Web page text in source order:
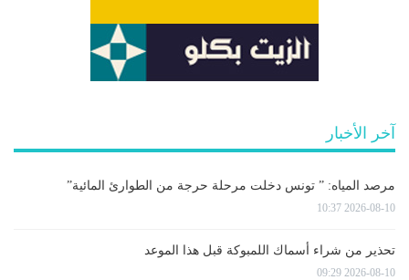
آخر الأخبار
مرصد المياه: ” تونس دخلت مرحلة حرجة من الطوارئ المائية”
2026-08-10 10:37
تحذير من شراء أسماك اللمبوكة قبل هذا الموعد
2026-08-10 09:29